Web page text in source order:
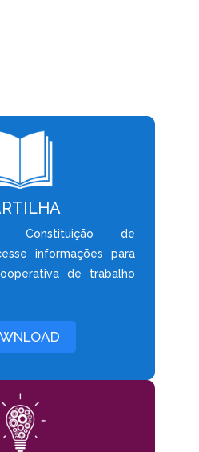
Constituição de
informações para
de trabalho